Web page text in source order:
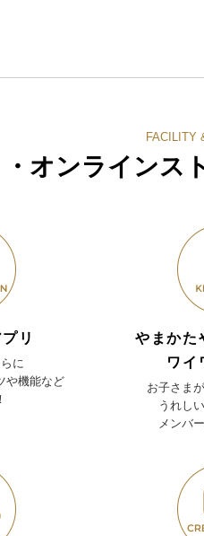
FACILITY
オンラインス
リ
に
や機能など
やまかた
ワイ
お子さま
うれし
メンバ